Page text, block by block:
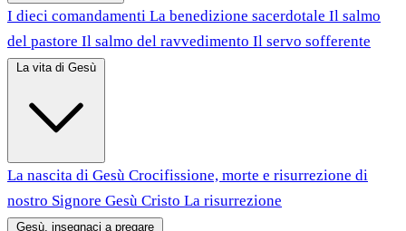
I dieci comandamenti La benedizione sacerdotale Il salmo
del pastore Il salmo del ravvedimento Il servo sofferente
La nascita di Gesù Crocifissione, morte e risurrezione di
nostro Signore Gesù Cristo La risurrezione